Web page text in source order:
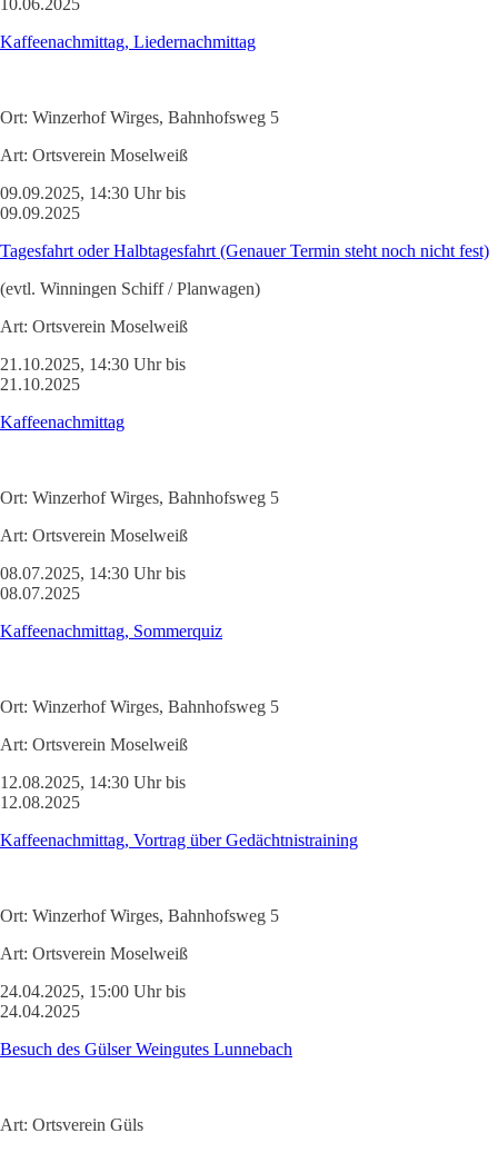
Kaffeenachmittag, Liedernachmittag
Ort: Winzerhof Wirges, Bahnhofsweg 5
Art: Ortsverein Moselweiß
09.09.2025, 14:30 Uhr bis
09.09.2025
Tagesfahrt oder Halbtagesfahrt (Genauer Termin steht noch nicht fest)
(evtl. Winningen Schiff / Planwagen)
Art: Ortsverein Moselweiß
21.10.2025, 14:30 Uhr bis
21.10.2025
Kaffeenachmittag
Ort: Winzerhof Wirges, Bahnhofsweg 5
Art: Ortsverein Moselweiß
08.07.2025, 14:30 Uhr bis
08.07.2025
Kaffeenachmittag, Sommerquiz
Ort: Winzerhof Wirges, Bahnhofsweg 5
Art: Ortsverein Moselweiß
12.08.2025, 14:30 Uhr bis
12.08.2025
Kaffeenachmittag, Vortrag über Gedächtnistraining
Ort: Winzerhof Wirges, Bahnhofsweg 5
Art: Ortsverein Moselweiß
24.04.2025, 15:00 Uhr bis
24.04.2025
Besuch des Gülser Weingutes Lunnebach
Art: Ortsverein Güls